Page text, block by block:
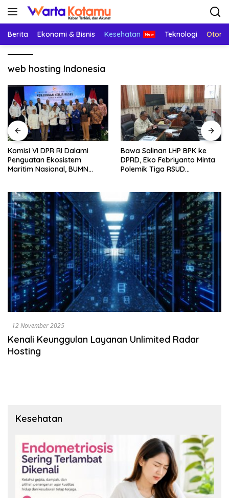
Langsung
Berita Ekonomi & Bisnis Kesehatan Teknologi
web hosting Indonesia
Komisi VI DPR RI Dalami
Penguatan Ekosistem
Maritim Nasional, BUMN
Bawa Salinan LHP BPK ke
DPRD, Eko Febriyanto Minta
Polemik Tiga RSUD
12 November 2025
Kenali Keunggulan Layanan Unlimited Radar
Hosting
Kesehatan